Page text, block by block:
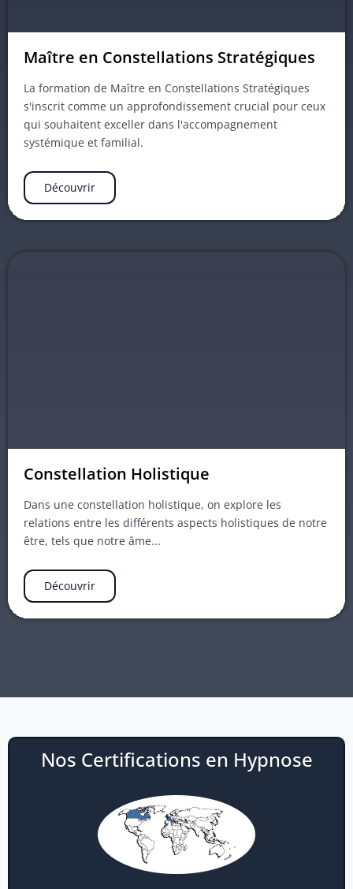
Maître en Constellations Stratégiques
La formation de Maître en Constellations Stratégiques
s'inscrit comme un approfondissement crucial pour ceux
qui souhaitent exceller dans l'accompagnement
systémique et familial.
Découvrir
Constellation Holistique
Dans une constellation holistique, on explore les
relations entre les différents aspects holistiques de notre
être, tels que notre âme...
Découvrir
Nos Certifications en Hypnose